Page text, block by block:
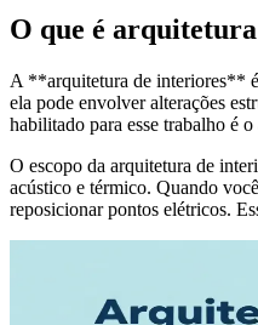
O que é
A **arquitetura de interiores** é
ela pode envolver alterações
habilitado para esse trabalho é
O escopo da arquitetura de
acústico e térmico. Quando
reposicionar pontos elétricos.